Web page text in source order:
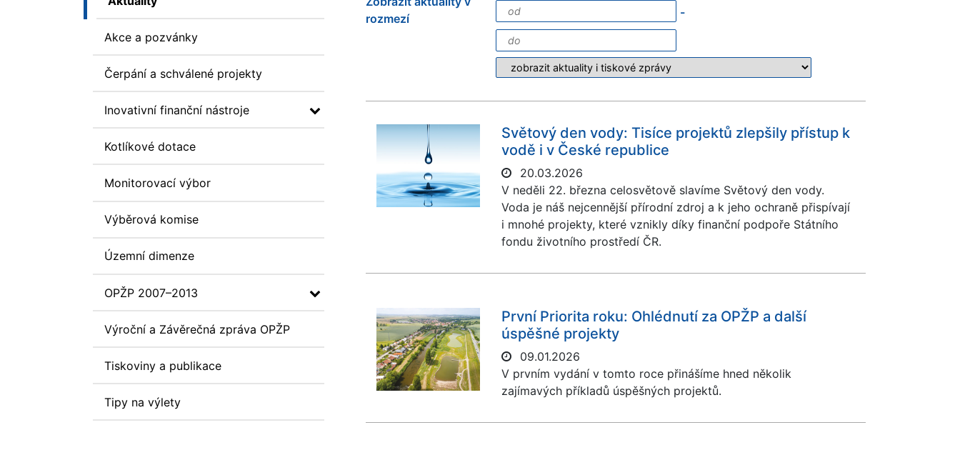
Akce a pozvánky
Čerpání a schválené projekty
Inovativní finanční nástroje
Kotlíkové dotace
Monitorovací výbor
Výběrová komise
Územní dimenze
OPŽP 2007–2013
Výroční a Závěrečná zpráva OPŽP
Tiskoviny a publikace
Tipy na výlety
rozmezí
-
Světový den vody: Tisíce projektů zlepšily přístup k
vodě i v České republice
20.03.2026
V neděli 22. března celosvětově slavíme Světový den vody.
Voda je náš nejcennější přírodní zdroj a k jeho ochraně přispívají
i mnohé projekty, které vznikly díky finanční podpoře Státního
fondu životního prostředí ČR.
První Priorita roku: Ohlédnutí za OPŽP a další
úspěšné projekty
09.01.2026
V prvním vydání v tomto roce přinášíme hned několik
zajímavých příkladů úspěšných projektů.